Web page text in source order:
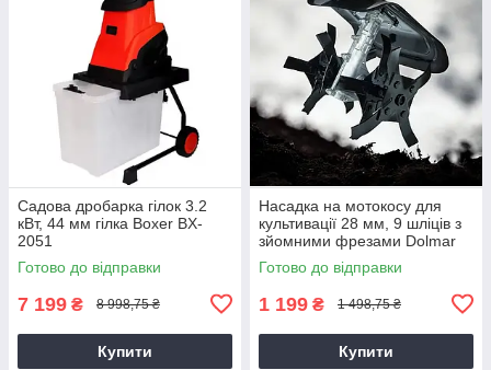
Садова дробарка гілок 3.2
кВт, 44 мм гілка Boxer BX-
2051
Готово до відправки
7 199 ₴ 8 998,75 ₴
Купити
Насадка на мотокосу для
культивації 28 мм, 9 шліців з
зйомними фрезами Dolmar
9T28
Готово до відправки
1 199 ₴ 1 498,75 ₴
Купити